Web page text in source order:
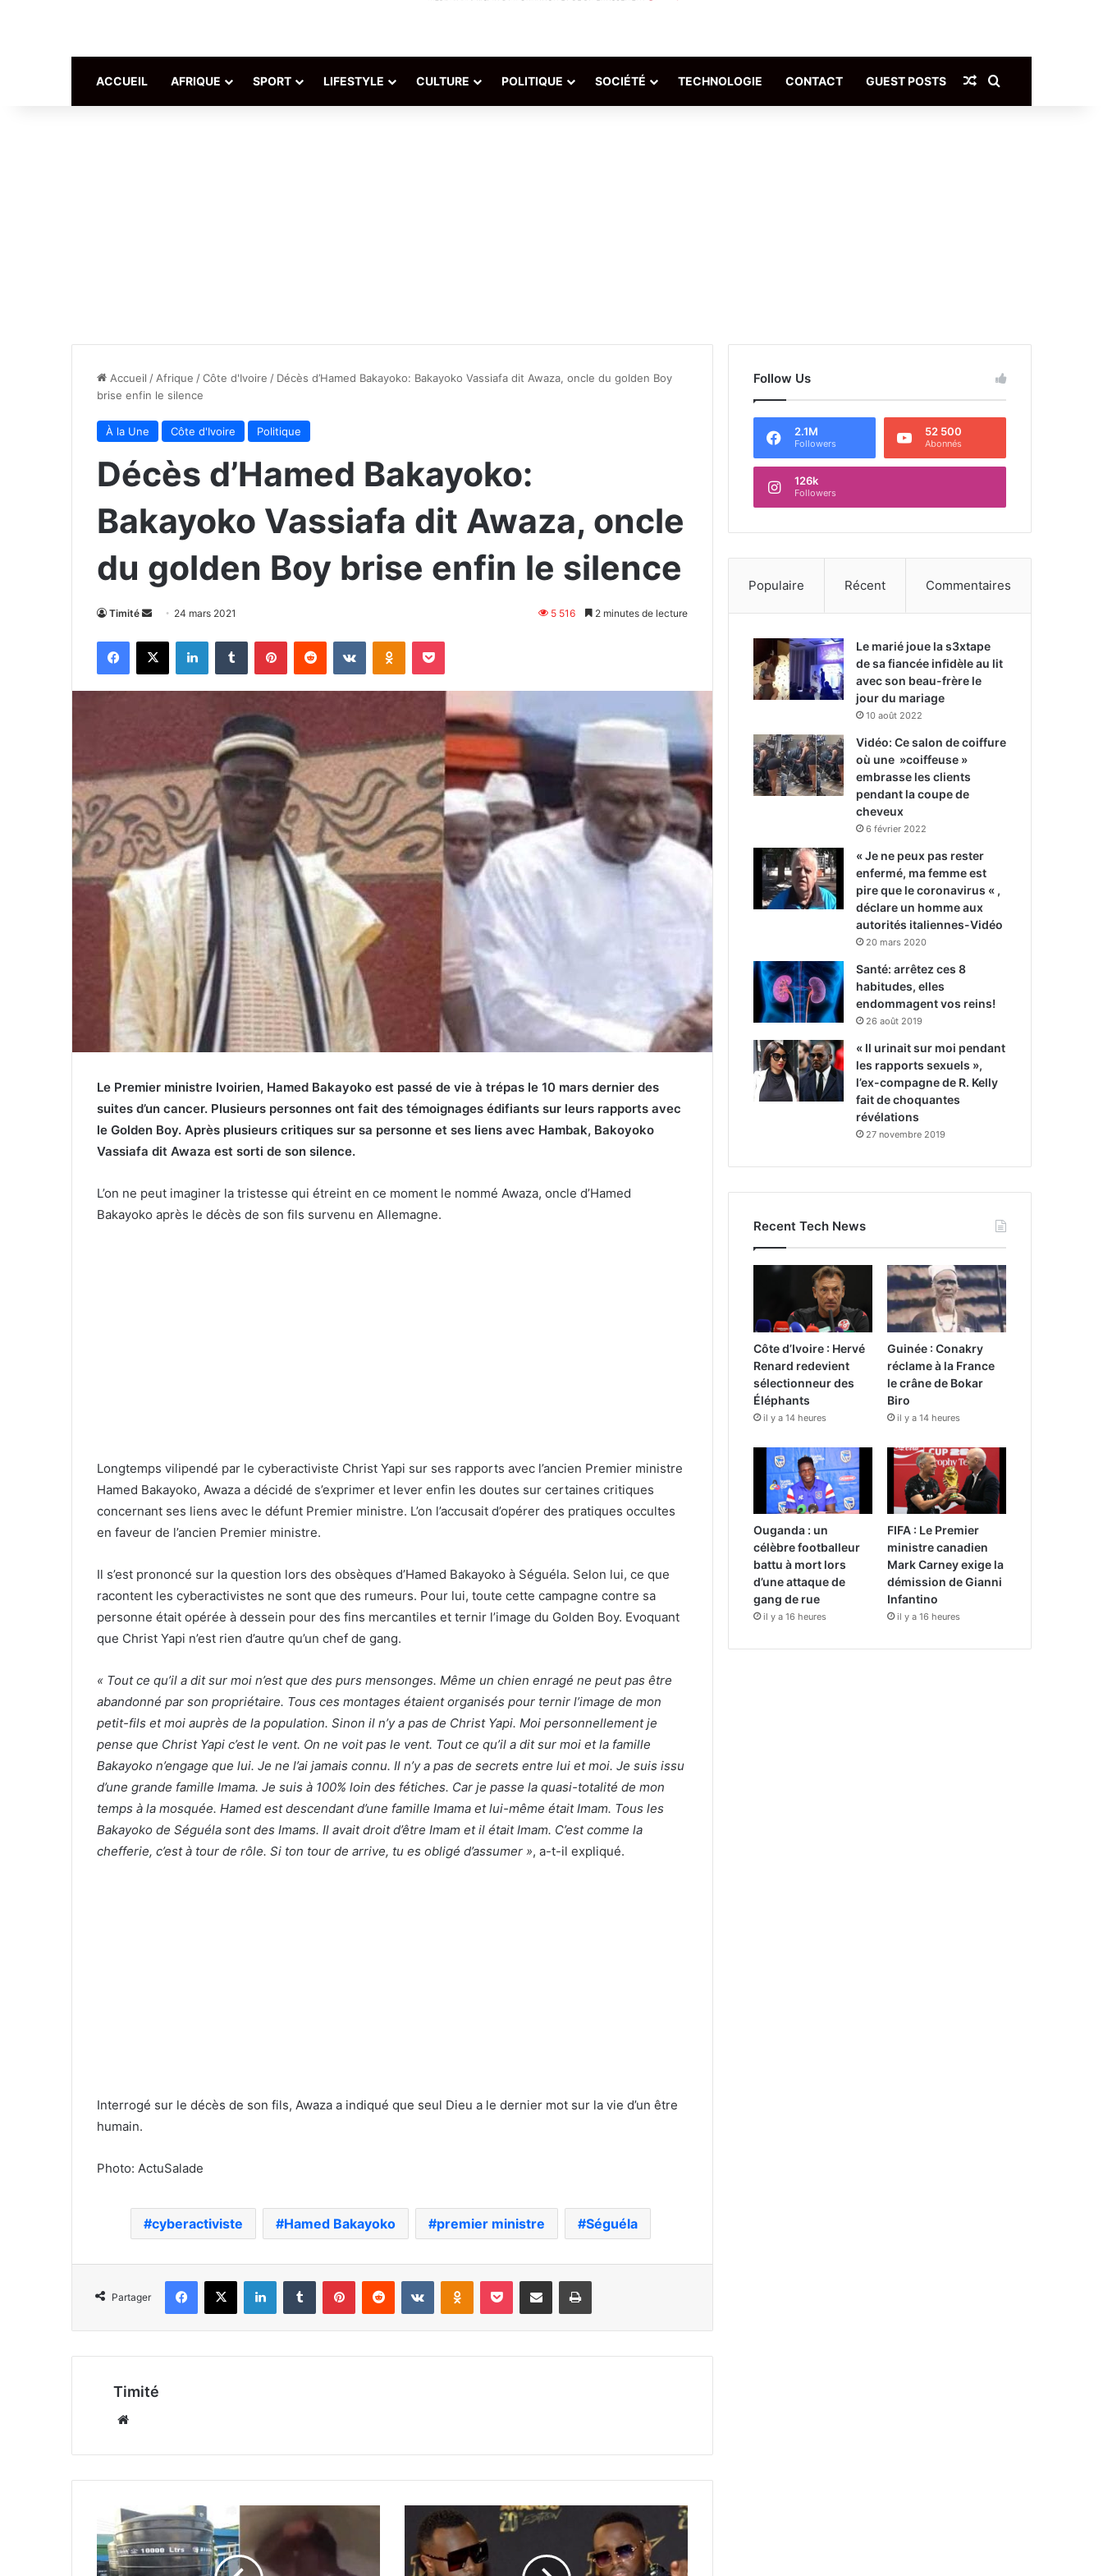
ACCUEIL AFRIQUE SPORT LIFESTYLE CULTURE POLITIQUE SOCIÉTÉ TECHNOLOGIE CONTACT GUEST POSTS Article Aléatoire
Accueil / Afrique /Côte d'Ivoire / Décès d’Hamed Bakayoko: Bakayoko Vassiafa dit Awaza, oncle du golden Boy
brise enfin le silence
À la Une Côte d'Ivoire Politique
Décès d’Hamed Bakayoko:
Bakayoko Vassiafa dit Awaza, oncle
du golden Boy brise enfin le silence
Timité
Envoyer
courriel
24 mars 2021 5 516 2 minutes de lecture
Facebook
X LinkedinTumblr PinterestReddit VKontakteOdnoklassniki
Pocket
Le Premier ministre Ivoirien, Hamed Bakayoko est passé de vie à trépas le 10 mars dernier des
suites d’un cancer. Plusieurs personnes ont fait des témoignages édifiants sur leurs rapports avec
le Golden Boy. Après plusieurs critiques sur sa personne et ses liens avec Hambak, Bakoyoko
Vassiafa dit Awaza est sorti de son silence.
L’on ne peut imaginer la tristesse qui étreint en ce moment le nommé Awaza, oncle d’Hamed
Bakayoko après le décès de son fils survenu en Allemagne.
Longtemps vilipendé par le cyberactiviste Christ Yapi sur ses rapports avec l’ancien Premier ministre
Hamed Bakayoko, Awaza a décidé de s’exprimer et lever enfin les doutes sur certaines critiques
concernant ses liens avec le défunt Premier ministre. L’on l’accusait d’opérer des pratiques occultes
en faveur de l’ancien Premier ministre.
Il s’est prononcé sur la question lors des obsèques d’Hamed Bakayoko à Séguéla. Selon lui, ce que
racontent les cyberactivistes ne sont que des rumeurs. Pour lui, toute cette campagne contre sa
personne était opérée à dessein pour des fins mercantiles et ternir l’image du Golden Boy. Evoquant
que Christ Yapi n’est rien d’autre qu’un chef de gang.
« Tout ce qu’il a dit sur moi n’est que des purs mensonges. Même un chien enragé ne peut pas être
abandonné par son propriétaire. Tous ces montages étaient organisés pour ternir l’image de mon
petit-fils et moi auprès de la population. Sinon il n’y a pas de Christ Yapi. Moi personnellement je
pense que Christ Yapi c’est le vent. On ne voit pas le vent. Tout ce qu’il a dit sur moi et la famille
Bakayoko n’engage que lui. Je ne l’ai jamais connu. Il n’y a pas de secrets entre lui et moi. Je suis issu
d’une grande famille Imama. Je suis à 100% loin des fétiches. Car je passe la quasi-totalité de mon
temps à la mosquée. Hamed est descendant d’une famille Imama et lui-même était Imam. Tous les
Bakayoko de Séguéla sont des Imams. Il avait droit d’être Imam et il était Imam. C’est comme la
chefferie, c’est à tour de rôle. Si ton tour de arrive, tu es obligé d’assumer », a-t-il expliqué.
Interrogé sur le décès de son fils, Awaza a indiqué que seul Dieu a le dernier mot sur la vie d’un être
humain.
Photo: ActuSalade
cyberactiviste Hamed Bakayoko premier ministre Séguéla
Partager
Facebook
X LinkedinTumblr PinterestReddit VKontakteOdnoklassniki
Pocket Partager par email Imprimer
Timité
Follow Us
2.1M
Followers
52 500
Abonnés
126k
Followers
Populaire Récent Commentaires
Le marié joue la s3xtape
de sa fiancée infidèle au lit
avec son beau-frère le
jour du mariage
10 août 2022
Vidéo: Ce salon de coiffure
où une »coiffeuse »
embrasse les clients
pendant la coupe de
cheveux
6 février 2022
« Je ne peux pas rester
enfermé, ma femme est
pire que le coronavirus « ,
déclare un homme aux
autorités italiennes-Vidéo
20 mars 2020
Santé: arrêtez ces 8
habitudes, elles
endommagent vos reins!
26 août 2019
« Il urinait sur moi pendant
les rapports sexuels »,
l’ex-compagne de R. Kelly
fait de choquantes
révélations
27 novembre 2019
Recent Tech News
Côte d’Ivoire : Hervé
Renard redevient
sélectionneur des
Éléphants
il y a 14 heures
Guinée : Conakry
réclame à la France
le crâne de Bokar
Biro
il y a 14 heures
Ouganda : un
célèbre footballeur
battu à mort lors
d’une attaque de
gang de rue
il y a 16 heures
FIFA : Le Premier
ministre canadien
Mark Carney exige la
démission de Gianni
Infantino
il y a 16 heures